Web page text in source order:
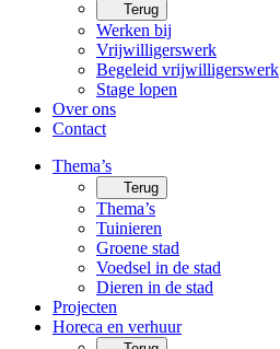
Terug
Werken bij
Vrijwilligerswerk
Begeleid vrijwilligerswerk
Stage lopen
Over ons
Contact
Thema’s
Terug
Thema’s
Tuinieren
Groene stad
Voedsel in de stad
Dieren in de stad
Projecten
Horeca en verhuur